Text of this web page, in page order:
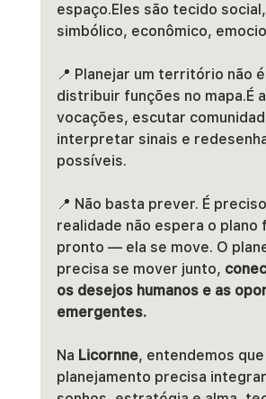
espaço.Eles são tecido
simbólico, econômico,
📍 Planejar um território não
distribuir funções no mapa.É
vocações, escutar
interpretar sinais e
possíveis.
📍 Não basta prever. É
realidade não espera o plano
pronto — ela se move. O
precisa se mover junto,
os desejos humanos e as
emergentes.
Na Licornne, entendemos que
planejamento precisa